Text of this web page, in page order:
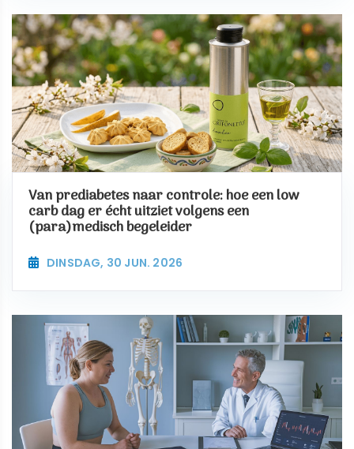
Van prediabetes naar controle: hoe een low
carb dag er écht uitziet volgens een
(para)medisch begeleider
DINSDAG, 30 JUN. 2026